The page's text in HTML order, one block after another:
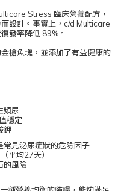
Stress 臨床營養配方，
設計。事實上，c/d Multicare
發率降低 89%。
槍魚塊，並添加了有益健康的
頻尿
穩定
鉀
常見泌尿症狀的危險因子
平均27天）
的風險